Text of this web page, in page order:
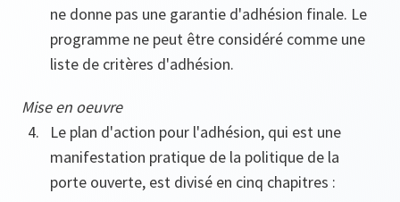
ne donne pas une garantie d'adhésion finale. Le
programme ne peut être considéré comme une
liste de critères d'adhésion.
Mise en oeuvre
Le plan d'action pour l'adhésion, qui est une
manifestation pratique de la politique de la
porte ouverte, est divisé en cinq chapitres :